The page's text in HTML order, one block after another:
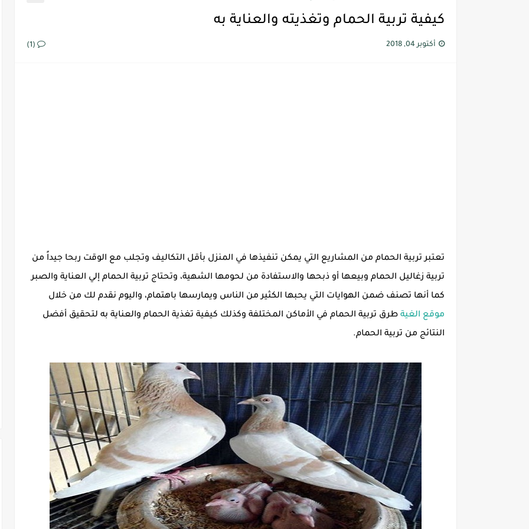
كيفية تربية الحمام وتغذيته والعناية به
أكتوبر 04, 2018 (1)
تعتبر تربية الحمام من المشاريع التي يمكن تنفيذها في المنزل بأقل التكاليف وتجلب مع الوقت ربحا جيداً من
تربية زغاليل الحمام وبيعها أو ذبحها والاستفادة من لحومها الشهية، وتحتاج تربية الحمام إلي العناية والصبر
كما أنها تصنف ضمن الهوايات التي يحبها الكثير من الناس ويمارسها باهتمام، واليوم نقدم لك من خلال
موقع الغية طرق تربية الحمام في الأماكن المختلفة وكذلك كيفية تغذية الحمام والعناية به لتحقيق أفضل
النتائج من تربية الحمام.